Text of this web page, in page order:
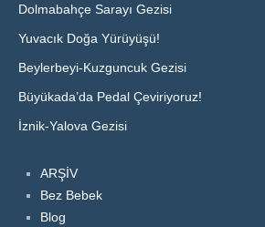
Dolmabahçe Sarayı Gezisi
Yuvacık Doğa Yürüyüşü!
Beylerbeyi-Kuzguncuk Gezisi
Büyükada’da Pedal Çeviriyoruz!
İznik-Yalova Gezisi
ARŞİV
Bez Bebek
Blog